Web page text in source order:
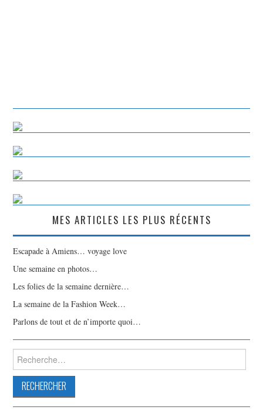
MES ARTICLES LES PLUS RÉCENTS
Escapade à Amiens… voyage love
Une semaine en photos…
Les folies de la semaine dernière…
La semaine de la Fashion Week…
Parlons de tout et de n’importe quoi…
Rechercher :